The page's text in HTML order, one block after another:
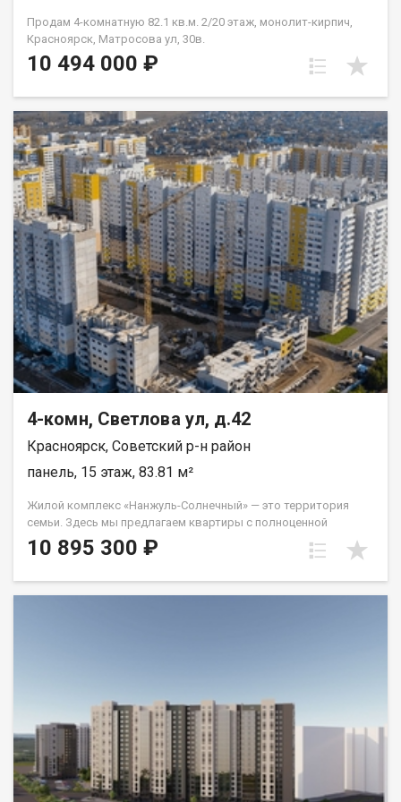
Продам 4-комнатную 82.1 кв.м. 2/20 этаж, монолит-кирпич,
Красноярск, Матросова ул, 30в.
10 494 000 ₽
4-комн, Светлова ул, д.42
Красноярск, Советский р-н район
панель, 15 этаж, 83.81 м²
Жилой комплекс «Нанжуль-Солнечный» — это территория
семьи. Здесь мы предлагаем квартиры с полноценной
чистовой отделкой по ценам ниже, чем в среднем в
Красноярске. «Нанжуль-Солнечный» находится в
покрытием. Для пешеходов проектируются безопасные
дорожки, мощенные плиткой, а для автомобилистов —
достаточное количество наземных машиномест. Зона
парковки удалена от детских игровых площадок. Квартиры в
«Нанжуль-Солнечном» сдаются только с чистовой отделкой*:
стены оклеены обоями, уложен линолеум и кафельная плитка,
10 895 300 ₽